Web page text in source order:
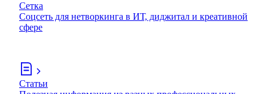
Сетка
Соцсеть для нетворкинга в ИТ, диджитал и креативной
сфере
Статьи